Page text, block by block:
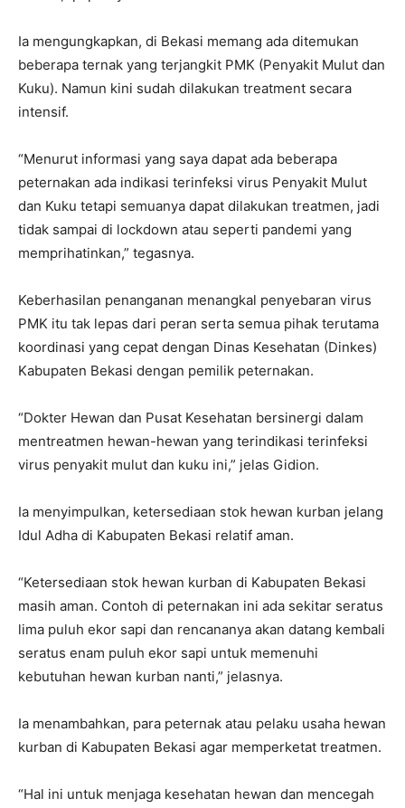
Ia mengungkapkan, di Bekasi memang ada ditemukan
beberapa ternak yang terjangkit PMK (Penyakit Mulut dan
Kuku). Namun kini sudah dilakukan treatment secara
intensif.
“Menurut informasi yang saya dapat ada beberapa
peternakan ada indikasi terinfeksi virus Penyakit Mulut
dan Kuku tetapi semuanya dapat dilakukan treatmen, jadi
tidak sampai di lockdown atau seperti pandemi yang
memprihatinkan,” tegasnya.
Keberhasilan penanganan menangkal penyebaran virus
PMK itu tak lepas dari peran serta semua pihak terutama
koordinasi yang cepat dengan Dinas Kesehatan (Dinkes)
Kabupaten Bekasi dengan pemilik peternakan.
“Dokter Hewan dan Pusat Kesehatan bersinergi dalam
mentreatmen hewan-hewan yang terindikasi terinfeksi
virus penyakit mulut dan kuku ini,” jelas Gidion.
Ia menyimpulkan, ketersediaan stok hewan kurban jelang
Idul Adha di Kabupaten Bekasi relatif aman.
“Ketersediaan stok hewan kurban di Kabupaten Bekasi
masih aman. Contoh di peternakan ini ada sekitar seratus
lima puluh ekor sapi dan rencananya akan datang kembali
seratus enam puluh ekor sapi untuk memenuhi
kebutuhan hewan kurban nanti,” jelasnya.
Ia menambahkan, para peternak atau pelaku usaha hewan
kurban di Kabupaten Bekasi agar memperketat treatmen.
“Hal ini untuk menjaga kesehatan hewan dan mencegah